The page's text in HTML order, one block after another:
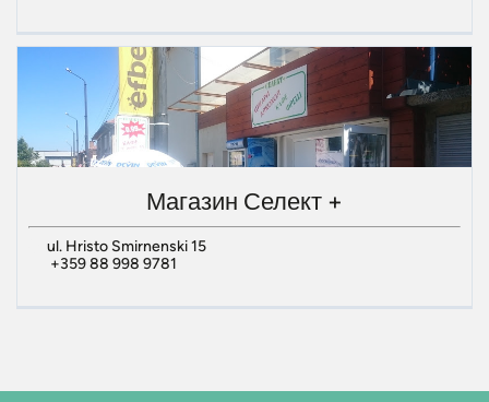
Магазин Селект +
ul. Hristo Smirnenski 15
+359 88 998 9781